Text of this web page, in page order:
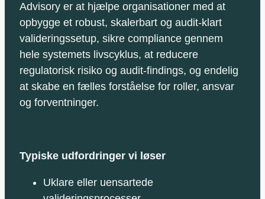
Advisory er at hjælpe organisationer med at
opbygge et robust, skalerbart og audit‑klart
valideringssetup, sikre compliance gennem
hele systemets livscyklus, at reducere
regulatorisk risiko og audit‑findings, og endelig
at skabe en fælles forståelse for roller, ansvar
og forventninger.
Typiske udfordringer vi løser
Uklare eller uensartede